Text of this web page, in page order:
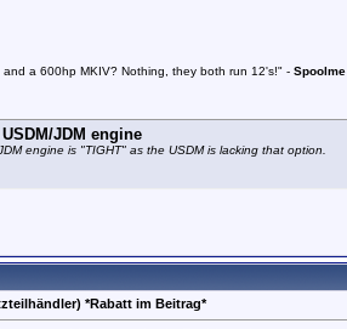
a 600hp MKIV? Nothing, they both run 12's!" - Spoolme
JDM engine
engine is "TIGHT" as the USDM is lacking that option.
*Rabatt im Beitrag*